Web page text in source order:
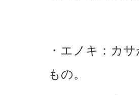
・エノキ：カ
もの。